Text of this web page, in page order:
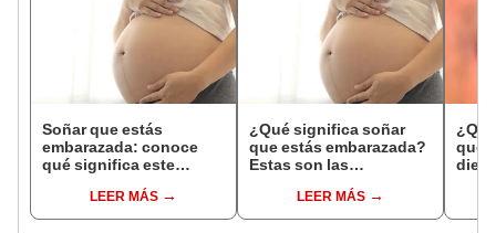
Soñar que estás
embarazada: conoce
qué significa este
LEER MÁS
¿Qué significa soñar
que estás embarazada?
Estas son las
comunesLEER MÁS
que